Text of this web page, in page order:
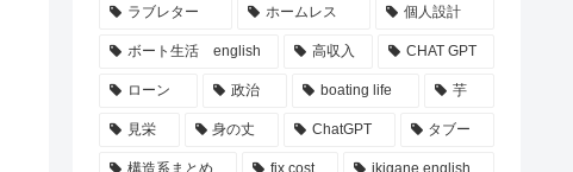
ラブレター ホームレス 個人設計
ボート生活 english 高収入 CHAT GPT
ローン 政治 boating life 芋
見栄 身の丈 ChatGPT タブー
構造系まとめ fix cost ikigane english